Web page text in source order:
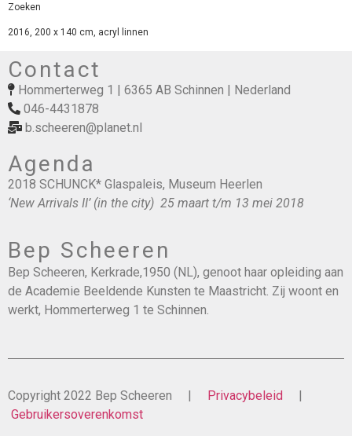
Zoeken
2016, 200 x 140 cm, acryl linnen
Contact
Hommerterweg 1 | 6365 AB Schinnen | Nederland
046-4431878
b.scheeren@planet.nl
Agenda
2018 SCHUNCK* Glaspaleis, Museum Heerlen
‘New Arrivals II’ (in the city) 25 maart t/m 13 mei 2018
Bep Scheeren
Bep Scheeren, Kerkrade,1950 (NL), genoot haar opleiding aan
de Academie Beeldende Kunsten te Maastricht. Zij woont en
werkt, Hommerterweg 1 te Schinnen.
Copyright 2022 Bep Scheeren | Privacybeleid
Gebruikersoverenkomst